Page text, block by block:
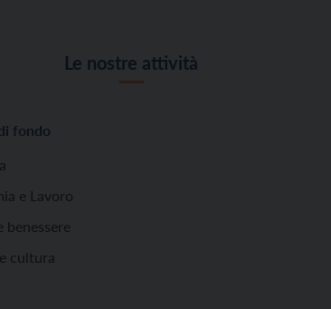
Le nostre attività
fondo
e Lavoro
benessere
cultura